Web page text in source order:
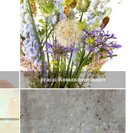
praca: Roman Steinhauer